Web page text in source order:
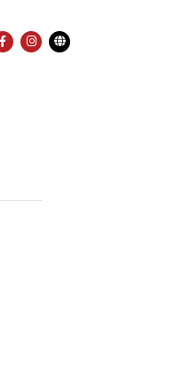
FACEBOOK
INSTAGRAM
Übersetzung